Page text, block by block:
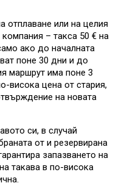
отплаване или на целия
– такса 50 € на
ако до началната
поне 30 дни и до
маршрут има поне 3
висока цена от стария,
на новата
си, в случай
от и резервирана
запазването на
такава в по-висока